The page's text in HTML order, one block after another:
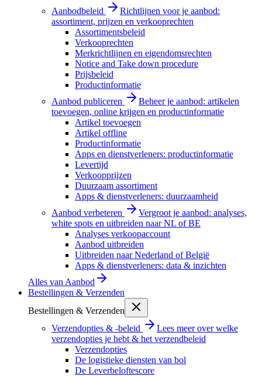
Aanbodbeleid
Richtlijnen voor je aanbod:
assortiment, prijzen en verkooprechten
Assortimentsbeleid
Verkooprechten
Merkrichtlijnen en eigendomsrechten
Notice and Take down procedure
Prijsbeleid
Productinformatie
Aanbod publiceren
Beheer je aanbod: artikelen
toevoegen, online krijgen en productinformatie
Artikel toevoegen
Artikel offline
Productinformatie
Apps en dienstverleners: productinformatie
Levertijd
Verkoopprijzen
Duurzaam assortiment
Apps & dienstverleners: duurzaamheid
Aanbod verbeteren
Vergroot je aanbod: analyses,
white spots en uitbreiden naar NL of BE
Analyses verkoopaccount
Aanbod uitbreiden
Uitbreiden naar Nederland of België
Apps & dienstverleners: data & inzichten
Alles van Aanbod
Bestellingen & Verzenden
Bestellingen & Verzenden
Verzendopties & -beleid
Lees meer over welke
verzendopties je hebt & het verzendbeleid
Verzendopties
De logistieke diensten van bol
De Leverbeloftescore